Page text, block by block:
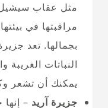
مثل عقاب
مراقبتها في
النباتات الغريبة
يمكنك أن تشعر
جزيرة آريد –